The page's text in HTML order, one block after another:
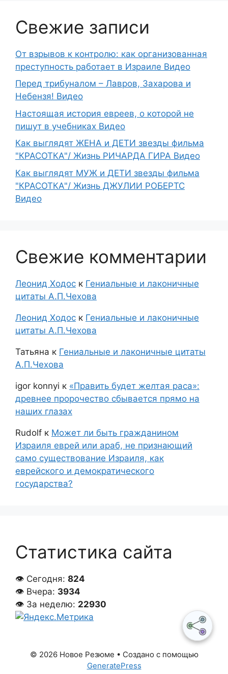
Свежие записи
От взрывов к контролю: как организованная
преступность работает в Израиле Видео
Перед трибуналом – Лавров, Захарова и
Небензя! Видео
Настоящая история евреев, о которой не
пишут в учебниках Видео
Как выглядят ЖЕНА и ДЕТИ звезды фильма
"КРАСОТКА"/ Жизнь РИЧАРДА ГИРА Видео
Как выглядят МУЖ и ДЕТИ звезды фильма
"КРАСОТКА"/ Жизнь ДЖУЛИИ РОБЕРТС
Видео
Свежие комментарии
Леонид Ходос к Гениальные и лаконичные
цитаты А.П.Чехова
Леонид Ходос к Гениальные и лаконичные
цитаты А.П.Чехова
Татьяна к Гениальные и лаконичные цитаты
А.П.Чехова
igor konnyi к «Править будет желтая раса»:
древнее пророчество сбывается прямо на
наших глазах
Rudolf к Может ли быть гражданином
Израиля еврей или араб, не признающий
само существование Израиля, как
еврейского и демократического
государства?
Статистика сайта
👁 Сегодня: 824
👁 Вчера: 3934
👁 За неделю: 22930
© 2026 Новое Резюме • Создано с помощью
GeneratePress